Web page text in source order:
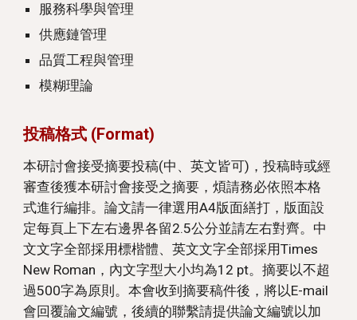
服務科學與管理
供應鏈管理
品質工程與管理
模糊理論
投稿格式 (Format)
本研討會接受摘要投稿(中、英文皆可)，投稿時或經
審查後獲本研討會接受之摘要，煩請務必依照本格
式進行編排。論文請一律選用A4版面繕打，版面設
定每頁上下左右邊界各留2.5公分並請左右對齊。中
文文字全部採用標楷體、英文文字全部採用Times
New Roman，內文字型大小均為12 pt。摘要以不超
過500字為原則。本會收到摘要稿件後，將以E-mail
會回覆論文編號，後續的聯繫請提供論文編號以加